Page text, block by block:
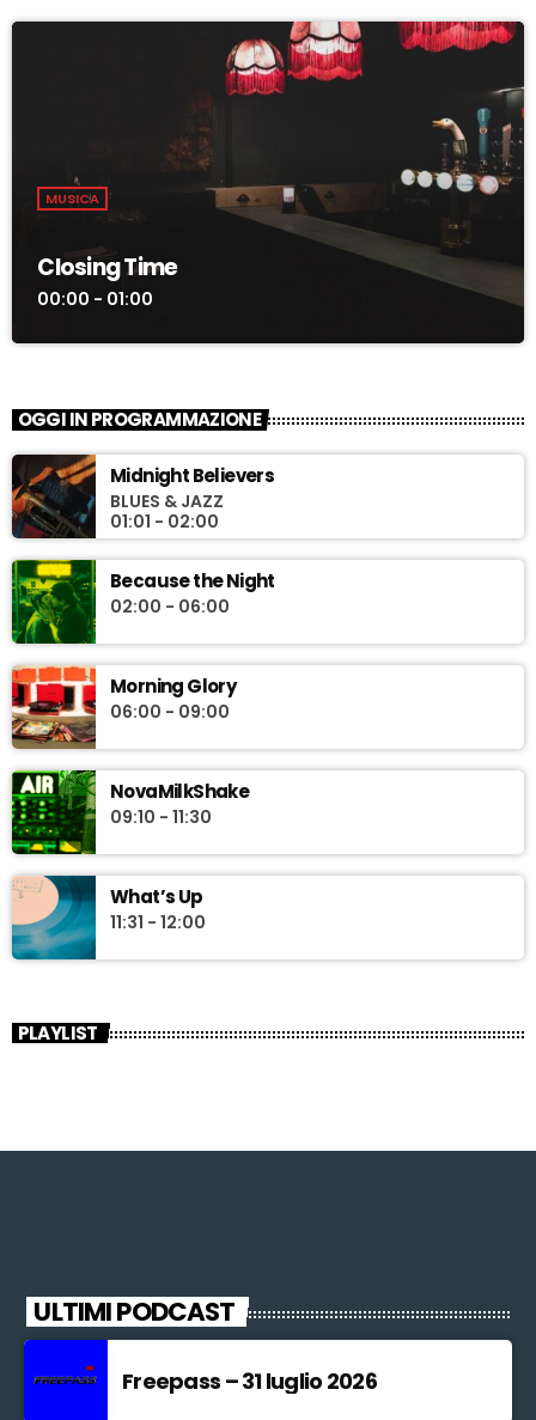
MUSICA
Closing Time
00:00 - 01:00
OGGI IN PROGRAMMAZIONE
Midnight Believers
BLUES & JAZZ
01:01 - 02:00
Because the Night
02:00 - 06:00
Morning Glory
06:00 - 09:00
NovaMilkShake
09:10 - 11:30
What’s Up
11:31 - 12:00
PLAYLIST
ULTIMI PODCAST
Freepass – 31 luglio 2026